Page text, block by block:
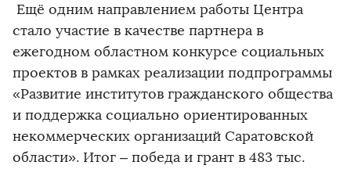
Ещё одним направлением работы Центра
стало участие в качестве партнера в
ежегодном областном конкурсе социальных
проектов в рамках реализации подпрограммы
«Развитие институтов гражданского общества
и поддержка социально ориентированных
некоммерческих организаций Саратовской
области». Итог – победа и грант в 483 тыс.